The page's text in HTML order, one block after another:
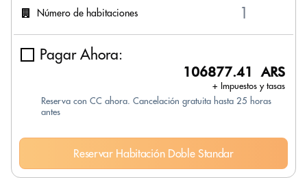
Número de habitaciones
Pagar Ahora:
106877.41 ARS
+ Impuestos y tasas
Reserva con CC ahora. Cancelación gratuita hasta 25 horas
antes
Reservar Habitación Doble Standar